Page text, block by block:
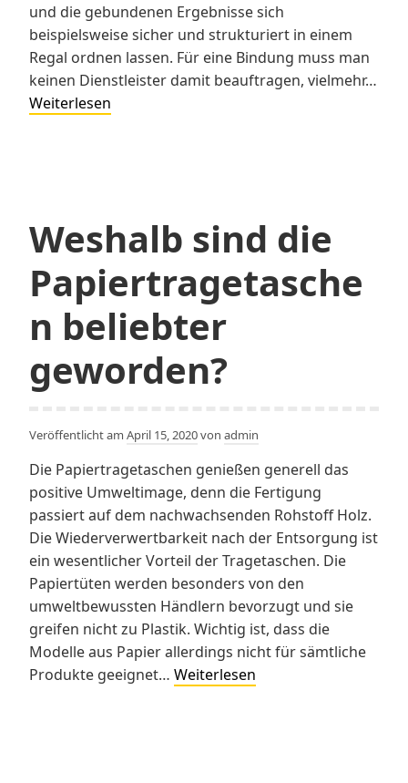
und die gebundenen Ergebnisse sich
beispielsweise sicher und strukturiert in einem
Regal ordnen lassen. Für eine Bindung muss man
keinen Dienstleister damit beauftragen, vielmehr…
Weiterlesen
Weshalb sind die
Papiertragetasche
n beliebter
geworden?
Veröffentlicht am April 15, 2020von admin
Die Papiertragetaschen genießen generell das
positive Umweltimage, denn die Fertigung
passiert auf dem nachwachsenden Rohstoff Holz.
Die Wiederverwertbarkeit nach der Entsorgung ist
ein wesentlicher Vorteil der Tragetaschen. Die
Papiertüten werden besonders von den
umweltbewussten Händlern bevorzugt und sie
greifen nicht zu Plastik. Wichtig ist, dass die
Modelle aus Papier allerdings nicht für sämtliche
Produkte geeignet… Weiterlesen